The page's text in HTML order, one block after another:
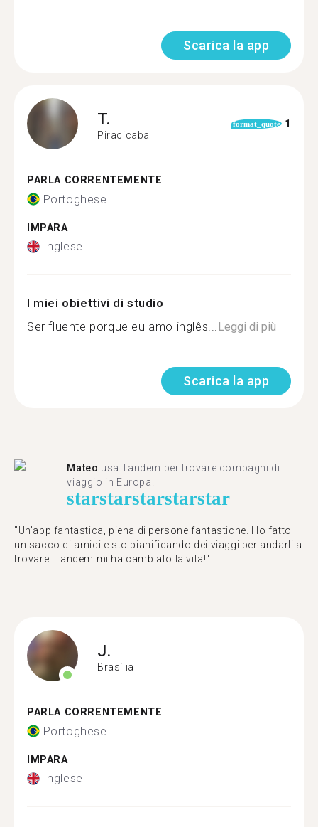
Scarica la app
T.
Piracicaba
format_quote 1
PARLA CORRENTEMENTE
Portoghese
IMPARA
Inglese
I miei obiettivi di studio
Ser fluente porque eu amo inglês...Leggi di più
Scarica la app
Mateo usa Tandem per trovare compagni di
viaggio in Europa.
starstarstarstarstar
"Un'app fantastica, piena di persone fantastiche. Ho fatto
un sacco di amici e sto pianificando dei viaggi per andarli a
trovare. Tandem mi ha cambiato la vita!"
J.
Brasília
PARLA CORRENTEMENTE
Portoghese
IMPARA
Inglese